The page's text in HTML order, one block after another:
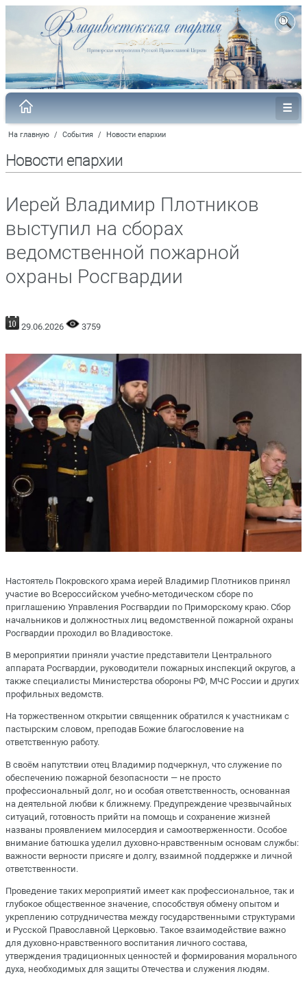
На главную / События / Новости епархии
Новости епархии
Иерей Владимир Плотников
выступил на сборах
ведомственной пожарной
охраны Росгвардии
29.06.2026 3759
Настоятель Покровского храма иерей Владимир Плотников принял
участие во Всероссийском учебно-методическом сборе по
приглашению Управления Росгвардии по Приморскому краю. Сбор
начальников и должностных лиц ведомственной пожарной охраны
Росгвардии проходил во Владивостоке.
В мероприятии приняли участие представители Центрального
аппарата Росгвардии, руководители пожарных инспекций округов, а
также специалисты Министерства обороны РФ, МЧС России и других
профильных ведомств.
На торжественном открытии священник обратился к участникам с
пастырским словом, преподав Божие благословение на
ответственную работу.
В своём напутствии отец Владимир подчеркнул, что служение по
обеспечению пожарной безопасности — не просто
профессиональный долг, но и особая ответственность, основанная
на деятельной любви к ближнему. Предупреждение чрезвычайных
ситуаций, готовность прийти на помощь и сохранение жизней
названы проявлением милосердия и самоотверженности. Особое
внимание батюшка уделил духовно-нравственным основам службы:
важности верности присяге и долгу, взаимной поддержке и личной
ответственности.
Проведение таких мероприятий имеет как профессиональное, так и
глубокое общественное значение, способствуя обмену опытом и
укреплению сотрудничества между государственными структурами
и Русской Православной Церковью. Такое взаимодействие важно
для духовно-нравственного воспитания личного состава,
утверждения традиционных ценностей и формирования морального
духа, необходимых для защиты Отечества и служения людям.